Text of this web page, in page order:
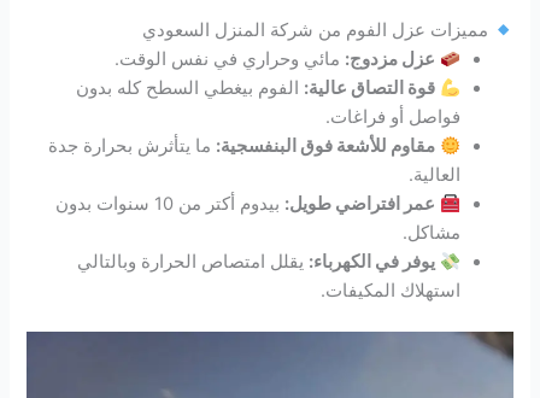
مميزات عزل الفوم من شركة المنزل السعودي
عزل مزدوج: مائي وحراري في نفس الوقت.
قوة التصاق عالية: الفوم بيغطي السطح كله بدون
فواصل أو فراغات.
مقاوم للأشعة فوق البنفسجية: ما يتأثرش بحرارة جدة
العالية.
عمر افتراضي طويل:
بيدوم أكتر من 10 سنوات بدون
مشاكل.
يوفر في الكهرباء: يقلل امتصاص الحرارة وبالتالي
استهلاك المكيفات.